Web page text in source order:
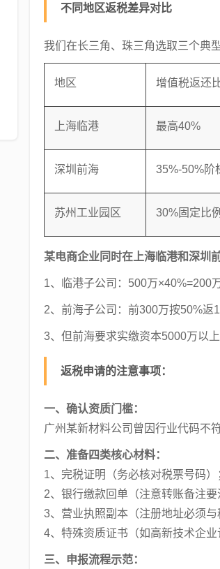
不同地区返税差异对比
我们在长三角、珠三角选取三个典
地区 增值税返还
上海临港 最高40%
深圳前海 35%-50%阶
苏州工业园区 30%固定比例
某电商企业同时在上海临港和深圳
1、临港子公司：500万×40%=200
2、前海子公司：前300万按50%返
3、但前海要求实缴资本5000万以
返税申请的注意事项：
一、确认资质门槛：
广州某新材料公司曾因行业代码不
二、准备四类核心材料：
1、完税证明（务必核对税票号码）
2、银行缴款回单（注意转账备注要
3、营业执照副本（注册地址必须与
4、特殊资质证书（如高新技术企业
三、申报流程示范：